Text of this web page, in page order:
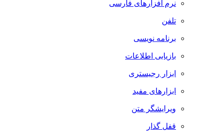
نرم افزارهای فارسی
تلفن
برنامه نویسی
بازیابی اطلاعات
ابزار رجیستری
ابزارهای مفید
ویرایشگر متن
قفل گذار